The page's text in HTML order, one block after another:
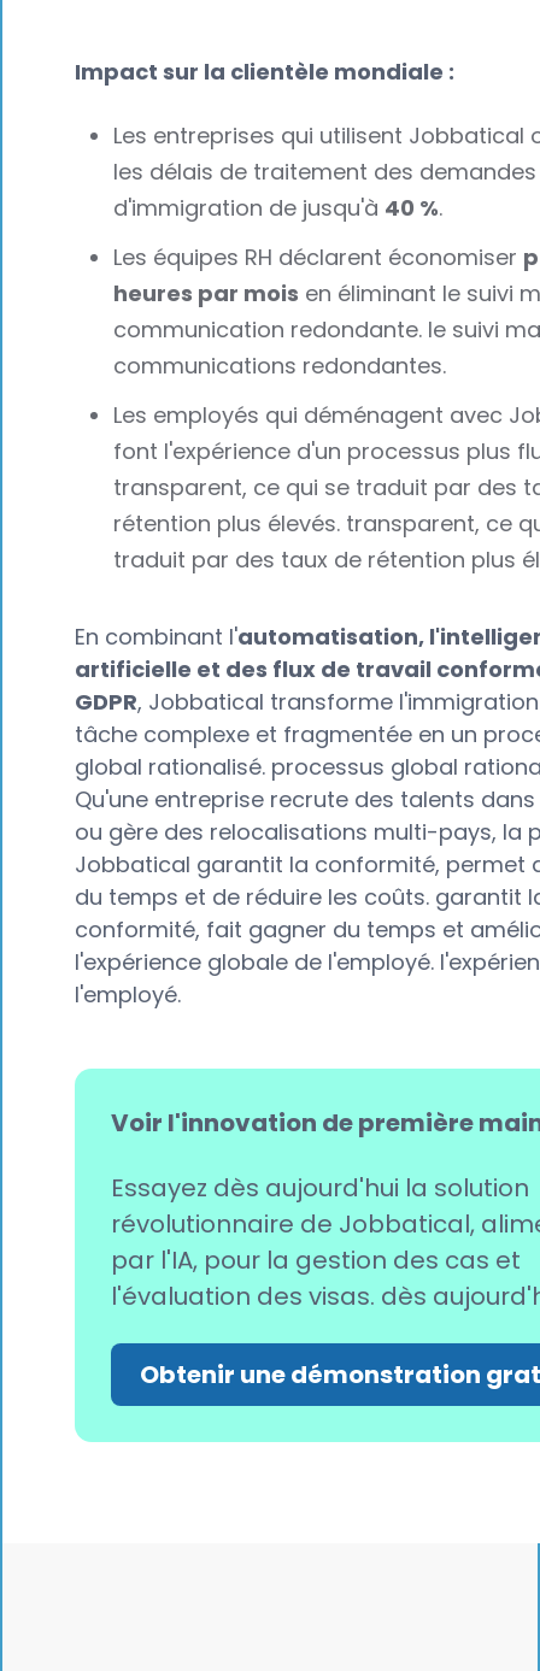
Impact sur la clientèle mondiale :
Les entreprises qui utilisent Jobbatical
les délais de traitement des demandes
d'immigration de jusqu'à 40 %.
Les équipes RH déclarent économiser
heures par mois en éliminant le suivi
communication redondante. le suivi
communications redondantes.
Les employés qui déménagent avec
font l'expérience d'un processus plus
transparent, ce qui se traduit par des
rétention plus élevés. transparent, ce
traduit par des taux de rétention plus
En combinant l'automatisation,
artificielle et des flux de travail
GDPR, Jobbatical transforme
tâche complexe et fragmentée en un
global rationalisé. processus global
Qu'une entreprise recrute des talents
ou gère des relocalisations multi-pays, la
Jobbatical garantit la conformité, permet
du temps et de réduire les coûts. garantit
conformité, fait gagner du temps et
l'expérience globale de l'employé.
l'employé.
Voir l'innovation de première
Essayez dès aujourd'hui la solution
révolutionnaire de Jobbatical,
par l'IA, pour la gestion des cas et
l'évaluation des visas. dès
Obtenir une démonstration